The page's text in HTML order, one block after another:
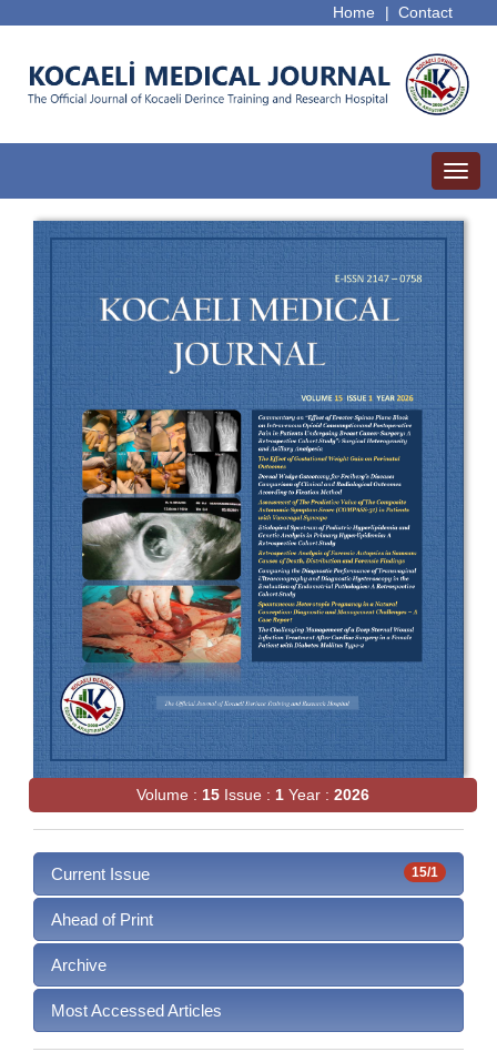
Contact
Home |
Volume : 15Issue : 1Year : 2026
15/1
Current Issue
Ahead of Print
Archive
Most Accessed Articles